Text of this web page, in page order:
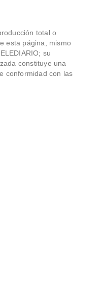
total o
esta página, mismo
su
constituye una
conformidad con las